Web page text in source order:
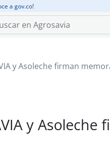
a gov.co!
y Asoleche firman
y